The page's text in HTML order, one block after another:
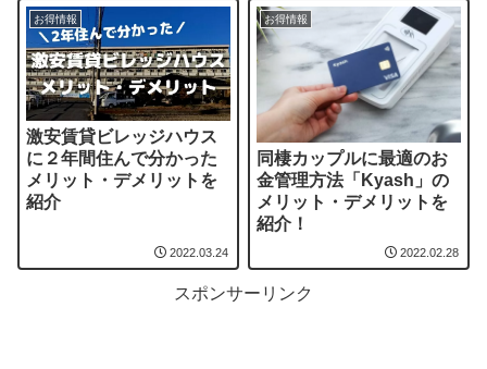
お得情報
激安賃貸ビレッジハウス
に２年間住んで分かった
メリット・デメリットを
紹介
2022.03.24
お得情報
同棲カップルに最適のお
金管理方法「Kyash」の
メリット・デメリットを
紹介！
2022.02.28
スポンサーリンク